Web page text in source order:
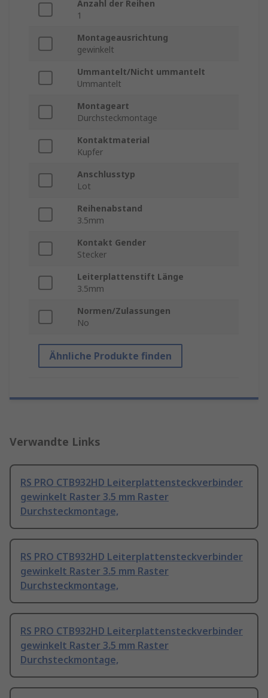
Anzahl der Reihen
1
Montageausrichtung
gewinkelt
Ummantelt/Nicht ummantelt
Ummantelt
Montageart
Durchsteckmontage
Kontaktmaterial
Kupfer
Anschlusstyp
Lot
Reihenabstand
3.5mm
Kontakt Gender
Stecker
Leiterplattenstift Länge
3.5mm
Normen/Zulassungen
No
Ähnliche Produkte finden
Verwandte Links
RS PRO CTB932HD Leiterplattensteckverbinder
gewinkelt Raster 3.5 mm Raster
Durchsteckmontage,
RS PRO CTB932HD Leiterplattensteckverbinder
gewinkelt Raster 3.5 mm Raster
Durchsteckmontage,
RS PRO CTB932HD Leiterplattensteckverbinder
gewinkelt Raster 3.5 mm Raster
Durchsteckmontage,